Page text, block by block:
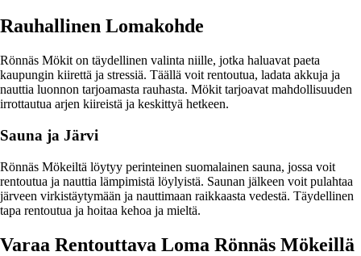
Rauhallinen Lomakohde
Rönnäs Mökit on täydellinen valinta niille, jotka haluavat paeta
kaupungin kiirettä ja stressiä. Täällä voit rentoutua, ladata akkuja ja
nauttia luonnon tarjoamasta rauhasta. Mökit tarjoavat mahdollisuuden
irrottautua arjen kiireistä ja keskittyä hetkeen.
Sauna ja Järvi
Rönnäs Mökeiltä löytyy perinteinen suomalainen sauna, jossa voit
rentoutua ja nauttia lämpimistä löylyistä. Saunan jälkeen voit pulahtaa
järveen virkistäytymään ja nauttimaan raikkaasta vedestä. Täydellinen
tapa rentoutua ja hoitaa kehoa ja mieltä.
Varaa Rentouttava Loma Rönnäs Mökeillä